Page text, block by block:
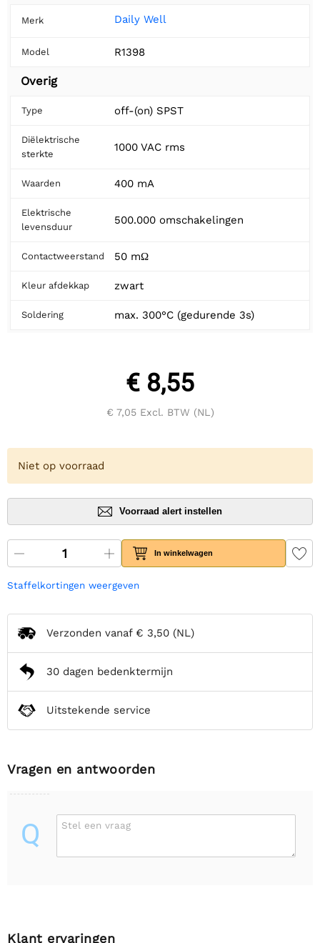
Merk Daily Well
Model R1398
Overig
Type off-(on) SPST
Diëlektrische
sterkte
1000 VAC rms
Waarden 400 mA
Elektrische
levensduur
500.000 omschakelingen
Contactweerstand 50 mΩ
Kleur afdekkap zwart
Soldering max. 300°C (gedurende 3s)
€ 8,55
€ 7,05Excl. BTW (NL)
Niet op voorraad
Voorraad alert instellen
In winkelwagen
Staffelkortingen weergeven
Verzonden vanaf € 3,50 (NL)
30 dagen bedenktermijn
Uitstekende service
Vragen en antwoorden
Q Stel een vraag
Klant ervaringen